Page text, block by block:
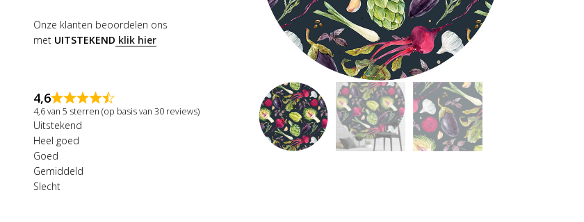
Onze klanten beoordelen ons
met UITSTEKEND klik hier
4,6
4,6 van 5 sterren (op basis van 30 reviews)
Uitstekend
Heel goed
Goed
Gemiddeld
Slecht